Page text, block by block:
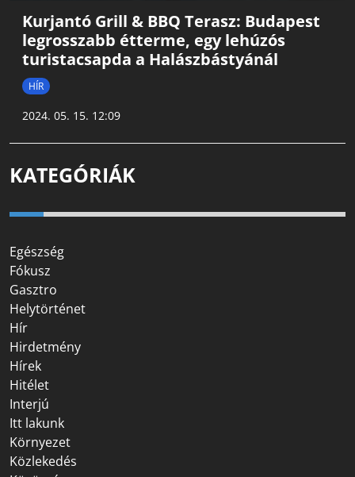
Kurjantó Grill & BBQ Terasz: Budapest
legrosszabb étterme, egy lehúzós
turistacsapda a Halászbástyánál
HÍR
2024. 05. 15. 12:09
KATEGÓRIÁK
Egészség
Fókusz
Gasztro
Helytörténet
Hír
Hirdetmény
Hírek
Hitélet
Interjú
Itt lakunk
Környezet
Közlekedés